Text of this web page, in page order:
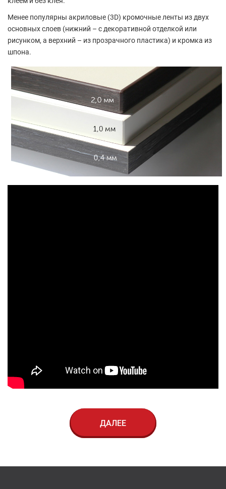
Менее популярны акриловые (3D) кромочные ленты из двух
основных слоев (нижний – с декоративной отделкой или
рисунком, а верхний – из прозрачного пластика) и кромка из
шпона.
ДАЛЕЕ